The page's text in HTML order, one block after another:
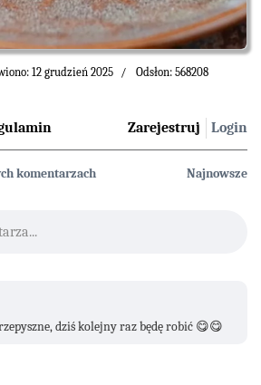
12 grudzień 2025 Odsłon: 568208
Login
Zarejestruj
komentarzach Najnowsze
dziś kolejny raz będę robić 😋😋